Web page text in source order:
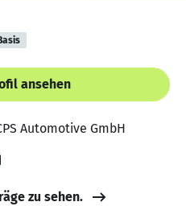
ansehen
Automotive GmbH
zu sehen.